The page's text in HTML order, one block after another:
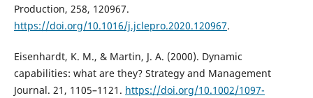
Production, 258, 120967.
https://doi.org/10.1016/j.jclepro.2020.120967.
Eisenhardt, K. M., & Martin, J. A. (2000). Dynamic
capabilities: what are they? Strategy and Management
Journal. 21, 1105–1121. https://doi.org/10.1002/1097-